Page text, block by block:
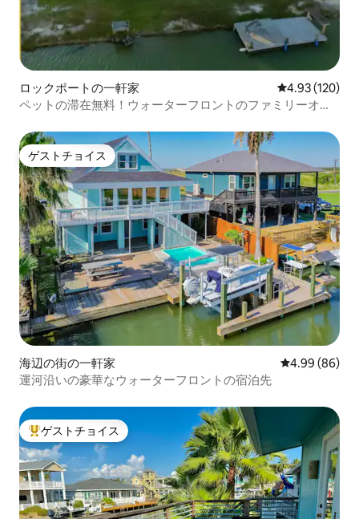
ロックポートの一軒家 レビュー120
4.93 (120)
ペットの滞在無料！ウォーターフロントのファミリーオア
ゲストチョイス
ゲストチョイス
海辺の街の一軒家 レビュー86件
4.99 (86)
運河沿いの豪華なウォーターフロントの宿泊先
大好評のゲストチョイスです。
ゲストチョイス